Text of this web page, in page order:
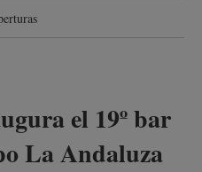
el 19º bar
La Andaluza